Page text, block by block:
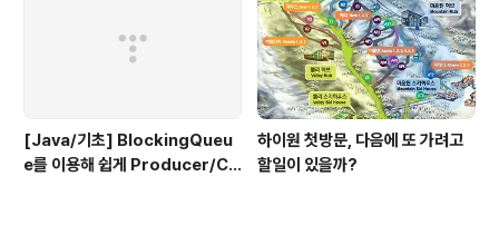
[Java/기초] BlockingQueu
e를 이용해 쉽게 Producer/Co
하이원 첫방문, 다음에 또 가려고
할일이 있을까?